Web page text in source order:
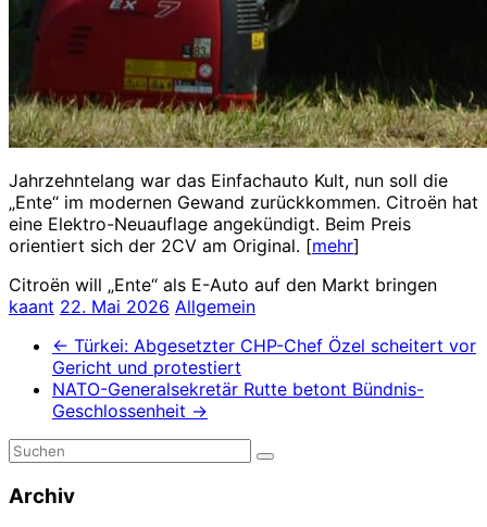
Jahrzehntelang war das Einfachauto Kult, nun soll die
„Ente“ im modernen Gewand zurückkommen. Citroën hat
eine Elektro-Neuauflage angekündigt. Beim Preis
orientiert sich der 2CV am Original. [mehr]
Citroën will „Ente“ als E-Auto auf den Markt bringen
kaant 22. Mai 2026 Allgemein
← Türkei: Abgesetzter CHP-Chef Özel scheitert vor
Gericht und protestiert
NATO-Generalsekretär Rutte betont Bündnis-
Geschlossenheit →
Archiv